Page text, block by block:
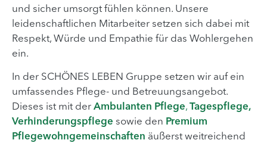
und sicher umsorgt fühlen können. Unsere
leidenschaftlichen Mitarbeiter setzen sich dabei mit
Respekt, Würde und Empathie für das Wohlergehen
ein.
In der SCHÖNES LEBEN Gruppe setzen wir auf ein
umfassendes Pflege- und Betreuungsangebot.
Dieses ist mit der Ambulanten Pflege, Tagespflege,
Verhinderungspflege sowie den Premium
Pflegewohngemeinschaften äußerst weitreichend